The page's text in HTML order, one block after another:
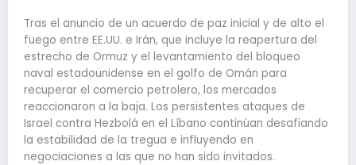
Tras el anuncio de un acuerdo de paz inicial y de alto el
fuego entre EE.UU. e Irán, que incluye la reapertura del
estrecho de Ormuz y el levantamiento del bloqueo
naval estadounidense en el golfo de Omán para
recuperar el comercio petrolero, los mercados
reaccionaron a la baja. Los persistentes ataques de
Israel contra Hezbolá en el Líbano continúan desafiando
la estabilidad de la tregua e influyendo en
negociaciones a las que no han sido invitados.